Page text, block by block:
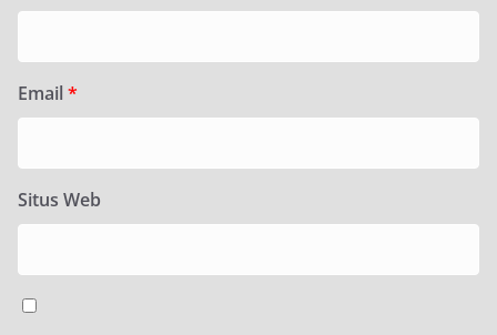
Email *
Situs Web